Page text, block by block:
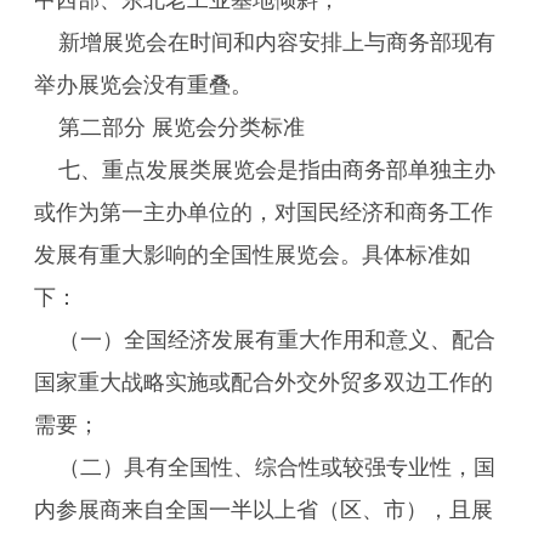
新增展览会在时间和内容安排上与商务部现有
举办展览会没有重叠。
第二部分 展览会分类标准
七、重点发展类展览会是指由商务部单独主办
或作为第一主办单位的，对国民经济和商务工作
发展有重大影响的全国性展览会。具体标准如
下：
（一）全国经济发展有重大作用和意义、配合
国家重大战略实施或配合外交外贸多双边工作的
需要；
（二）具有全国性、综合性或较强专业性，国
内参展商来自全国一半以上省（区、市），且展